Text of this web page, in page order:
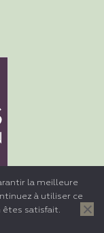
-
la meilleure
à utiliser ce
êtes satisfait.